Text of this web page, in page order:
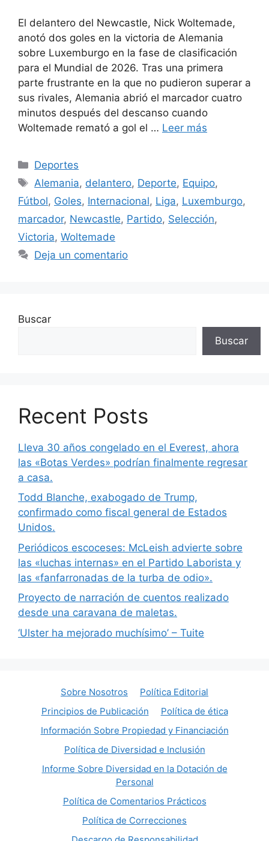
El delantero del Newcastle, Nick Woltemade,
anotó dos goles en la victoria de Alemania
sobre Luxemburgo en la fase de clasificación
para el Mundial de 2026. Tras una primera
parte frustrante en la que no pudieron superar a
sus rivales, Alemania abrió el marcador cuatro
minutos después del descanso cuando
Woltemade remató a gol el … Leer más
Categorías
Deportes
Etiquetas
Alemania, delantero, Deporte, Equipo,
Fútbol, Goles, Internacional, Liga, Luxemburgo,
marcador, Newcastle, Partido, Selección,
Victoria, Woltemade
Deja un comentario
Buscar
Buscar
Recent Posts
Lleva 30 años congelado en el Everest, ahora
las «Botas Verdes» podrían finalmente regresar
a casa.
Todd Blanche, exabogado de Trump,
confirmado como fiscal general de Estados
Unidos.
Periódicos escoceses: McLeish advierte sobre
las «luchas internas» en el Partido Laborista y
las «fanfarronadas de la turba de odio».
Proyecto de narración de cuentos realizado
desde una caravana de maletas.
‘Ulster ha mejorado muchísimo’ – Tuite
Sobre Nosotros
Política Editorial
Principios de Publicación
Política de ética
Información Sobre Propiedad y Financiación
Política de Diversidad e Inclusión
Informe Sobre Diversidad en la Dotación de
Personal
Política de Comentarios Prácticos
Política de Correcciones